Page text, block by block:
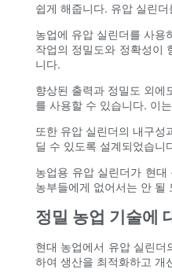
쉽게 해줍니다. 유압 실린
농업에 유압 실린더를 사용
작업의 정밀도와 정확성이
니다.
향상된 출력과 정밀도 외에
를 사용할 수 있습니다. 이
또한 유압 실린더의 내구
딜 수 있도록 설계되었습니
농업용 유압 실린더가 현
농부들에게 없어서는 안 될
정밀 농업 기술에
현대 농업에서 유압 실린
하여 생산을 최적화하고 개